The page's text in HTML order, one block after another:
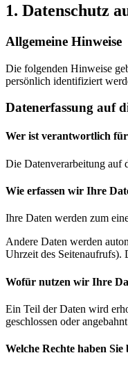
1. Datenschutz
Allgemeine Hinweise
Die folgenden Hinweise
persönlich identifiziert
Datenerfassung auf
Wer ist verantwortlich für
Die Datenverarbeitung auf
Wie erfassen wir Ihre
Ihre Daten werden zum
Andere Daten werden
Uhrzeit des Seitenaufrufs).
Wofür nutzen wir Ihre
Ein Teil der Daten wird
geschlossen oder
Welche Rechte haben